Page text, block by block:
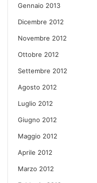
Gennaio 2013
Dicembre 2012
Novembre 2012
Ottobre 2012
Settembre 2012
Agosto 2012
Luglio 2012
Giugno 2012
Maggio 2012
Aprile 2012
Marzo 2012